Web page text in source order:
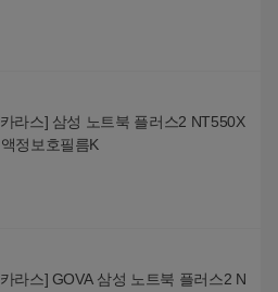
라스] 삼성 노트북 플러스2 NT550X
정보호필름K
라스] GOVA 삼성 노트북 플러스2 N